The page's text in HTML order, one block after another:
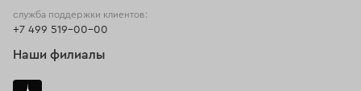
служба поддержки клиентов:
+7 499 519-00-00
Наши филиалы